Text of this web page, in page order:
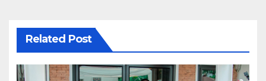
Related Post